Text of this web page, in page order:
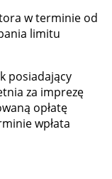
w terminie od
limitu
posiadający
za imprezę
opłatę
wpłata